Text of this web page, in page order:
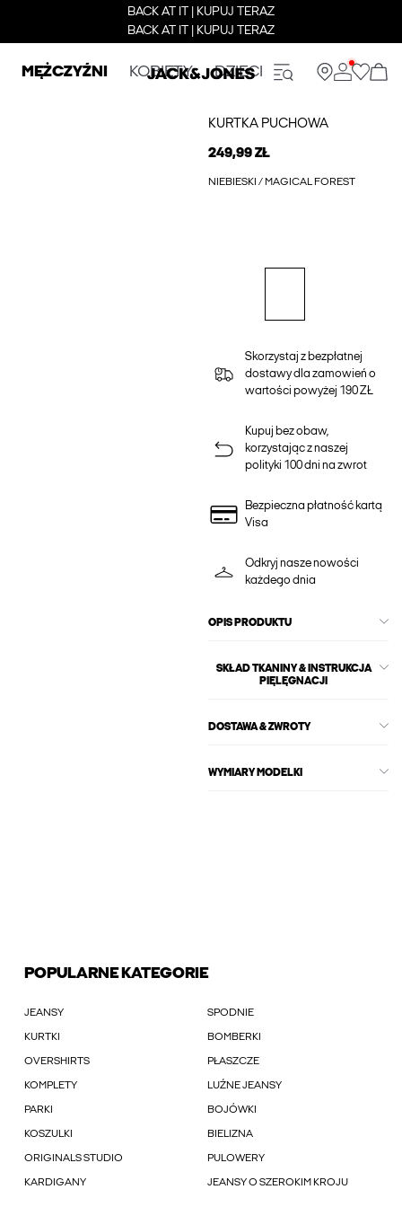
BACK AT IT | KUPUJ TERAZ
BACK AT IT | KUPUJ TERAZ
MĘŻCZYŹNI KOBIETY DZIECI
KURTKA PUCHOWA
249,99 ZŁ
NIEBIESKI / MAGICAL FOREST
Skorzystaj z bezpłatnej
dostawy dla zamowień o
wartości powyżej 190 ZŁ
Kupuj bez obaw,
korzystając z naszej
polityki 100 dni na zwrot
Bezpieczna płatność kartą
Visa
Odkryj nasze nowości
każdego dnia
OPIS PRODUKTU
SKŁAD TKANINY & INSTRUKCJA
PIĘLĘGNACJI
DOSTAWA & ZWROTY
WYMIARY MODELKI
POPULARNE KATEGORIE
JEANSY SPODNIE
KURTKI BOMBERKI
OVERSHIRTS PŁASZCZE
KOMPLETY LUŹNE JEANSY
PARKI BOJÓWKI
KOSZULKI BIELIZNA
ORIGINALS STUDIO PULOWERY
KARDIGANY JEANSY O SZEROKIM KROJU